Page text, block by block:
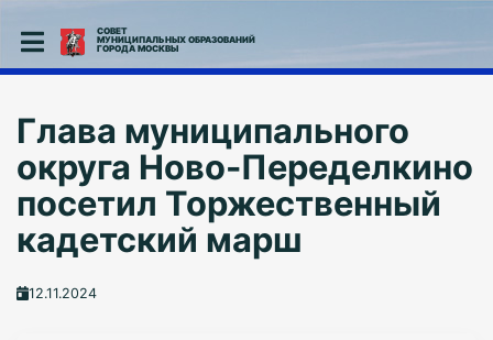
СОВЕТ
МУНИЦИПАЛЬНЫХ ОБРАЗОВАНИЙ
ГОРОДА МОСКВЫ
Глава муниципального
округа Ново-Переделкино
посетил Торжественный
кадетский марш
12.11.2024